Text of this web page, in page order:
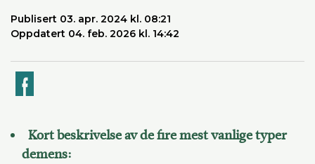
Publisert 03. apr. 2024 kl. 08:21
Oppdatert 04. feb. 2026 kl. 14:42
Kort beskrivelse av de fire mest vanlige typer
demens: